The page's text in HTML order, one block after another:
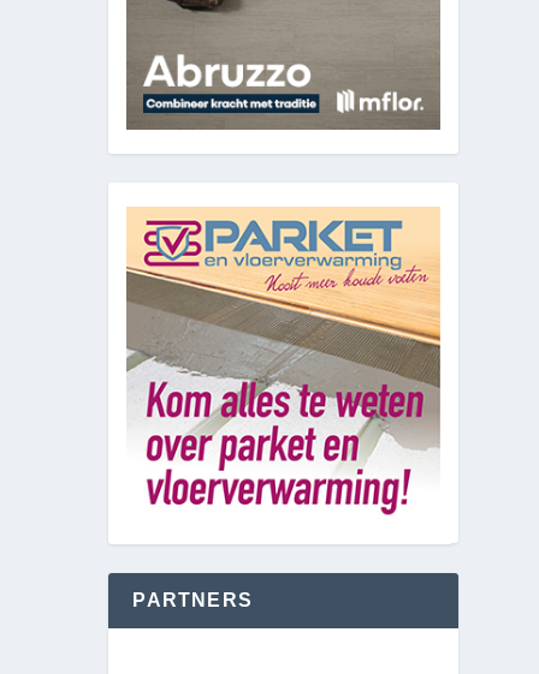
PARTNERS